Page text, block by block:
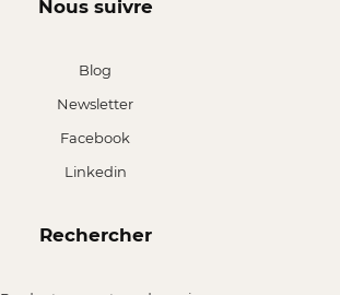
Nous suivre
Blog
Newsletter
Facebook
Linkedin
Rechercher